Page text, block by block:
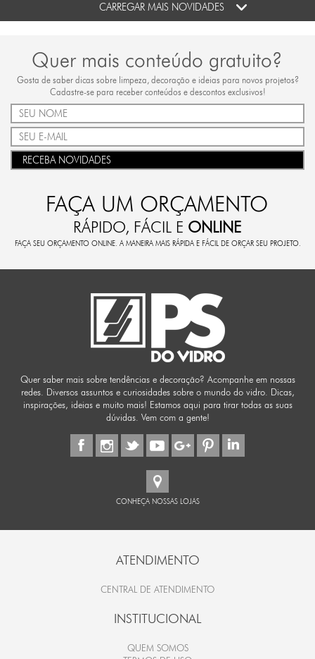
CARREGAR MAIS NOVIDADES
Quer mais conteúdo gratuito?
Gosta de saber dicas sobre limpeza, decoração e ideias para novos projetos?
Cadastre-se para receber conteúdos e descontos exclusivos!
RECEBA NOVIDADES
FAÇA UM ORÇAMENTO
RÁPIDO, FÁCIL E ONLINE
FAÇA SEU ORÇAMENTO ONLINE. A MANEIRA MAIS RÁPIDA E FÁCIL DE ORÇAR SEU PROJETO.
Quer saber mais sobre tendências e decoração? Acompanhe em nossas
redes. Diversos assuntos e curiosidades sobre o mundo do vidro. Dicas,
inspirações, ideias e muito mais! Estamos aqui para tirar todas as suas
dúvidas. Vem com a gente!
CONHEÇA NOSSAS LOJAS
ATENDIMENTO
CENTRAL DE ATENDIMENTO
INSTITUCIONAL
QUEM SOMOS